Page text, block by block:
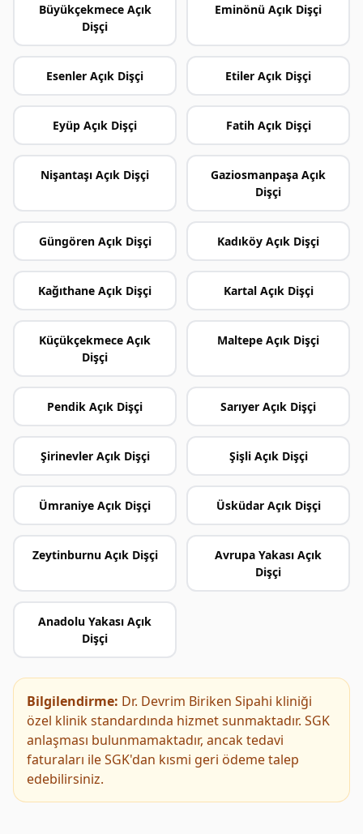
Büyükçekmece Açık
Dişçi
Eminönü Açık Dişçi
Esenler Açık Dişçi Etiler Açık Dişçi
Eyüp Açık Dişçi Fatih Açık Dişçi
Nişantaşı Açık Dişçi
Gaziosmanpaşa Açık
Dişçi
Güngören Açık Dişçi Kadıköy Açık Dişçi
Kağıthane Açık Dişçi Kartal Açık Dişçi
Küçükçekmece Açık
Dişçi
Maltepe Açık Dişçi
Pendik Açık Dişçi Sarıyer Açık Dişçi
Şirinevler Açık Dişçi Şişli Açık Dişçi
Ümraniye Açık Dişçi Üsküdar Açık Dişçi
Zeytinburnu Açık Dişçi
Avrupa Yakası Açık
Dişçi
Anadolu Yakası Açık
Dişçi
Bilgilendirme: Dr. Devrim Biriken Sipahi kliniği
özel klinik standardında hizmet sunmaktadır. SGK
anlaşması bulunmamaktadır, ancak tedavi
faturaları ile SGK'dan kısmi geri ödeme talep
edebilirsiniz.